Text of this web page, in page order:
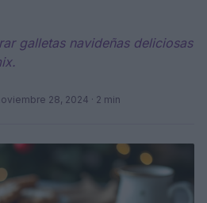
galletas navideñas deliciosas
28, 2024 · 2 min